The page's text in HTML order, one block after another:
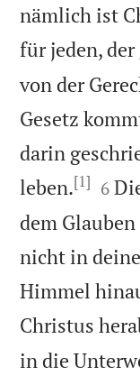
nämlich ist
für jeden,
von der
Gesetz
darin
leben.[1] 

6
dem
nicht in
Himmel
Christus
in die